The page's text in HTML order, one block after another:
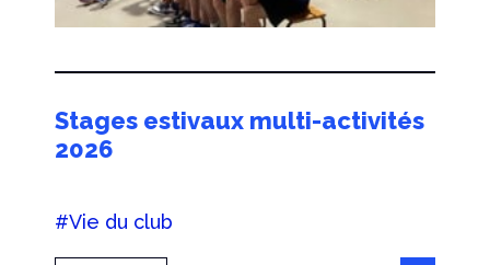
Stages estivaux multi-activités
2026
#Vie du club